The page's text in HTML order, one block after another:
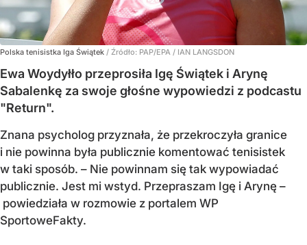
Polska tenisistka Iga Świątek / Źródło: PAP/EPA / IAN LANGSDON
Ewa Woydyłło przeprosiła Igę Świątek i Arynę
Sabalenkę za swoje głośne wypowiedzi z podcastu
"Return".
Znana psycholog przyznała, że przekroczyła granice
i nie powinna była publicznie komentować tenisistek
w taki sposób. – Nie powinnam się tak wypowiadać
publicznie. Jest mi wstyd. Przepraszam Igę i Arynę –
powiedziała w rozmowie z portalem WP
SportoweFakty.